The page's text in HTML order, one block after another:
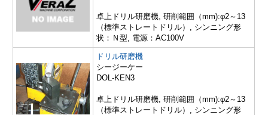
卓上ドリル研磨機, 研削範囲（mm):φ2～13
（標準ストレートドリル）, シンニング形
状：Ｎ型, 電源：AC100V
ドリル研磨機
シージーケー
DOL-KEN3
卓上ドリル研磨機, 研削範囲（mm):φ2～13
（標準ストレートドリル）, シンニング形